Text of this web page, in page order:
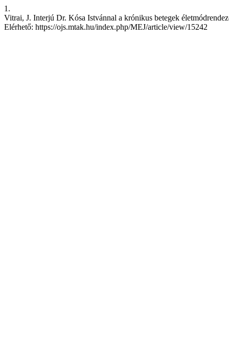
1.
Vitrai, J. Interjú Dr. Kósa Istvánnal a krónikus betegek
Elérhető: https://ojs.mtak.hu/index.php/MEJ/article/view/15242